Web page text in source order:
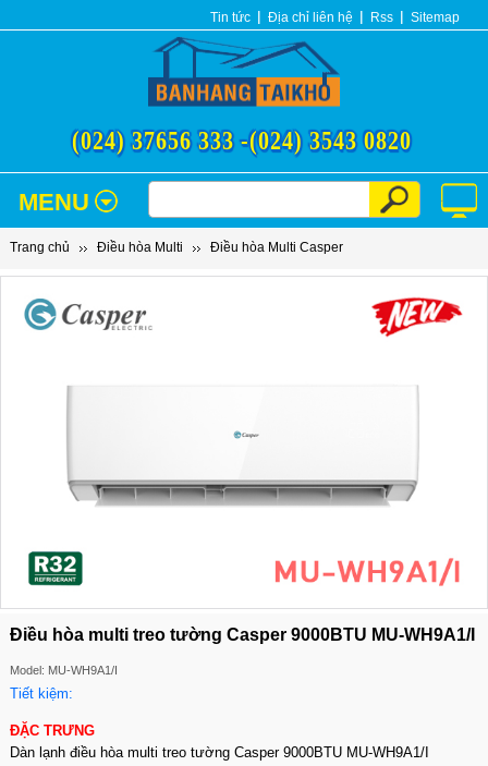
Tin tức Địa chỉ liên hệ Rss Sitemap
(024) 37656 333 -(024) 3543 0820
MENU
Trang chủ Điều hòa Multi Điều hòa Multi Casper
Điều hòa multi treo tường Casper 9000BTU MU-WH9A1/I
Model: MU-WH9A1/I
Tiết kiệm:
ĐẶC TRƯNG
Dàn lạnh điều hòa multi treo tường Casper 9000BTU MU-WH9A1/I